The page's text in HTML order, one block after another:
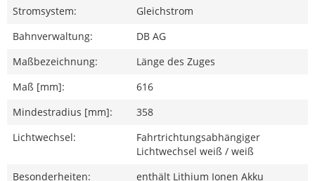
Stromsystem:
Gleichstrom
Bahnverwaltung:
DB AG
Maßbezeichnung:
Länge des Zuges
Maß [mm]:
616
Mindestradius [mm]:
358
Lichtwechsel:
Fahrtrichtungsabhängiger
Lichtwechsel weiß / weiß
Besonderheiten:
enthält Lithium Ionen Akku